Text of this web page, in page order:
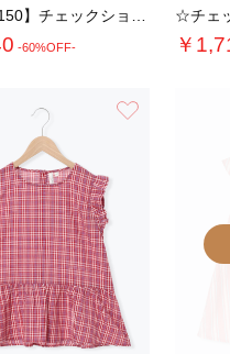
-60%OFF- ￥